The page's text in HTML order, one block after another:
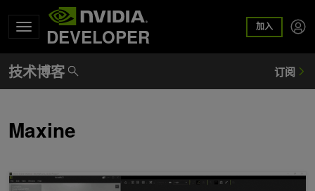
DEVELOPER 加入
Maxine
Reallusion 借助 NVIDIA AI 打造栩栩如生的数字角色